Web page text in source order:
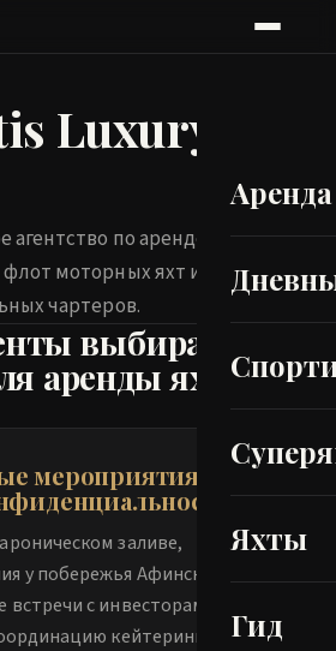
Аренда
Яхты
Гид
Luxury
агентство по аренде яхт в
моторных яхт и суперяхт
чартеров.
выбирают
аренды яхт
мероприятия с
заливе,
у побережья Афинской
с инвесторами —
кейтеринга,